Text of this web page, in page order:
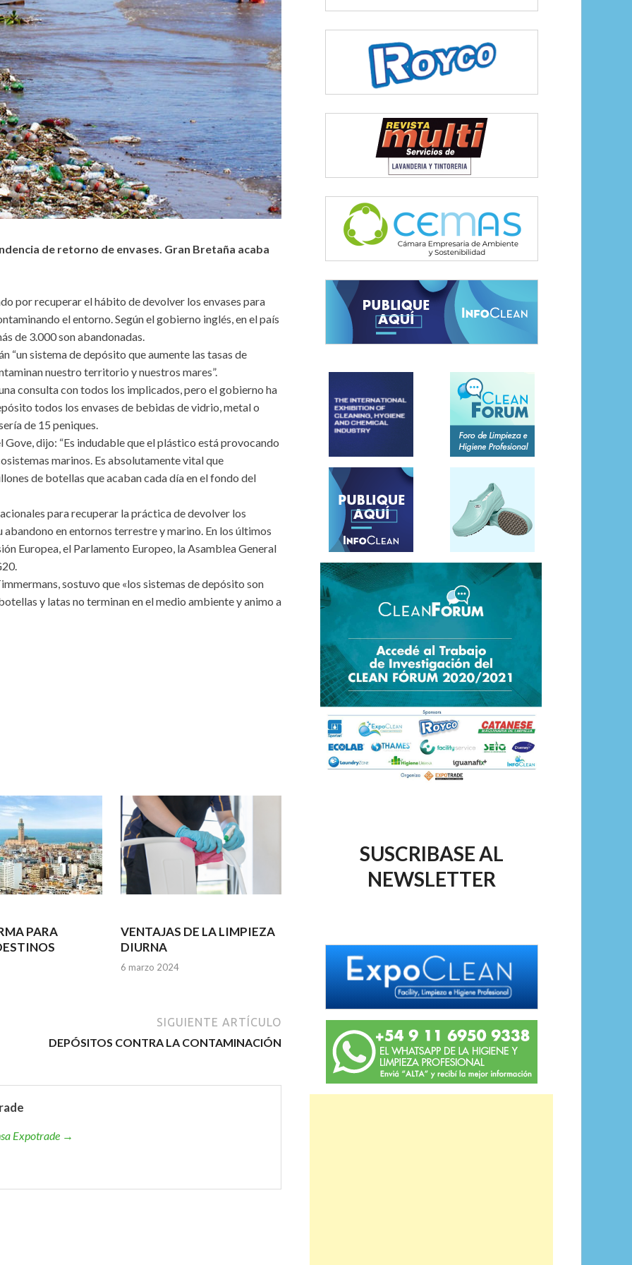
de retorno de envases. Gran Bretaña acaba
por recuperar el hábito de devolver los envases para
el entorno. Según el gobierno inglés, en el país
de 3.000 son abandonadas.
“un sistema de depósito que aumente las tasas de
nuestro territorio y nuestros mares”.
consulta con todos los implicados, pero el gobierno ha
todos los envases de bebidas de vidrio, metal o
de 15 peniques.
dijo: “Es indudable que el plástico está provocando
marinos. Es absolutamente vital que
de botellas que acaban cada día en el fondo del
para recuperar la práctica de devolver los
en entornos terrestre y marino. En los últimos
Europea, el Parlamento Europeo, la Asamblea General
sostuvo que «los sistemas de depósito son
y latas no terminan en el medio ambiente y animo a
PARA
VENTAJAS DE LA LIMPIEZA
DIURNA
6 marzo 2024
SIGUIENTE ARTÍCULO
DEPÓSITOS CONTRA LA CONTAMINACIÓN
Expotrade →
SUSCRIBASE AL
NEWSLETTER